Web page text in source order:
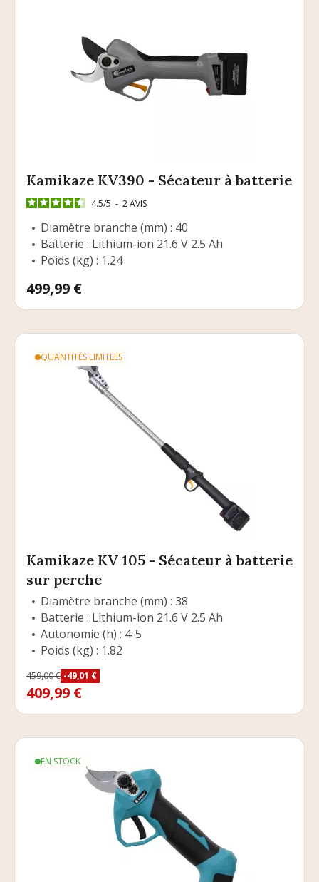
Kamikaze KV390 - Sécateur à batterie
4.5/5 - 2AVIS
Diamètre branche (mm) : 40
Batterie : Lithium-ion 21.6 V 2.5 Ah
Poids (kg) : 1.24
Prix
499,99 €
QUANTITÉS LIMITÉES
Kamikaze KV 105 - Sécateur à batterie
sur perche
Diamètre branche (mm) : 38
Batterie : Lithium-ion 21.6 V 2.5 Ah
Autonomie (h) : 4-5
Poids (kg) : 1.82
Prix de base
459,00 € -49,01 €
Prix
409,99 €
EN STOCK